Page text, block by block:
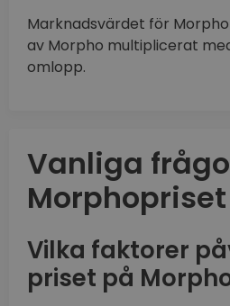
Marknadsvärdet för
av Morpho multiplicerat
omlopp.
Vanliga
Morphopriset
Vilka faktorer
priset på